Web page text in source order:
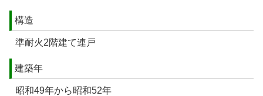
構造
準耐火2階建て連戸
建築年
昭和49年から昭和52年